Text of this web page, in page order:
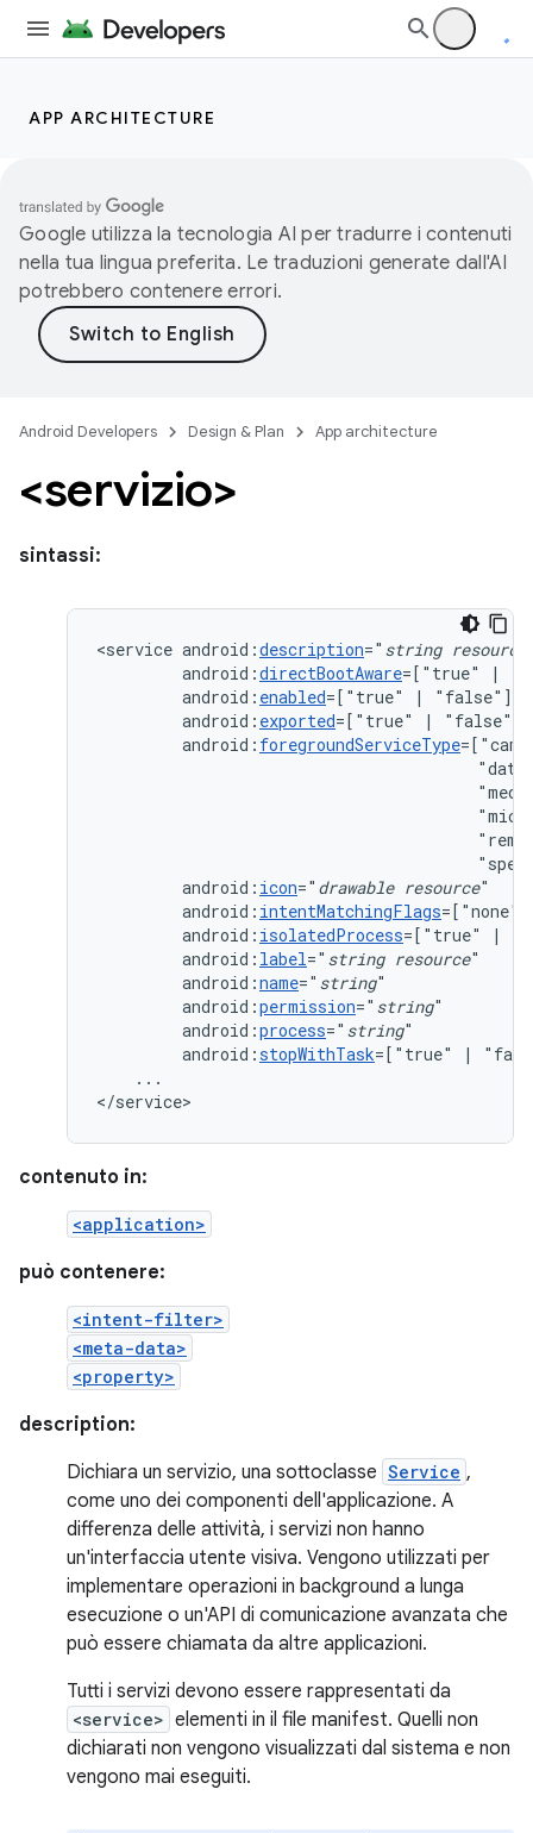
APP ARCHITECTURE
Google utilizza la tecnologia AI per tradurre i contenuti
nella tua lingua preferita. Le traduzioni generate dall'AI
potrebbero contenere errori.
Android Developers Design & Plan App architecture
<servizio>
sintassi:
<service android:description=" string resource
android:directBootAware=["true"
|
android: enabled=["true" |
android: exported=["true" |
android: foregroundServiceType
android: icon=" drawable resource
android: intentMatchingFlags=["none"
android: isolatedProcess=["true"
|
android: label=" string resource
android:name=" string
android:permission=" string
android:process=" string
android:stopWithTask=["true"
|
...
</service>
contenuto in:
<application>
può contenere:
<intent-filter>
<meta-data>
<property>
description:
Dichiara un servizio, una sottoclasse Service ,
come uno dei componenti dell'applicazione. A
differenza delle attività, i servizi non hanno
un'interfaccia utente visiva. Vengono utilizzati per
implementare operazioni in background a lunga
esecuzione o un'API di comunicazione avanzata che
può essere chiamata da altre applicazioni.
Tutti i servizi devono essere rappresentati da
<service> elementi in il file manifest. Quelli non
dichiarati non vengono visualizzati dal sistema e non
vengono mai eseguiti.